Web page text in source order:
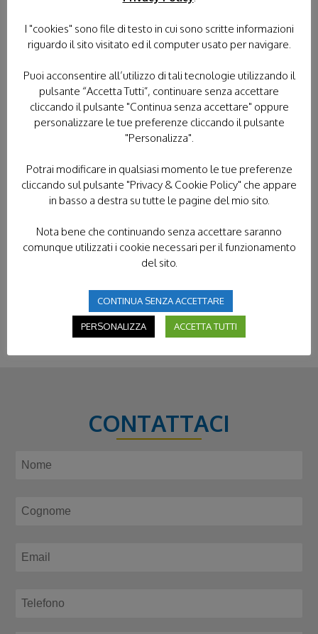
PELLEGRINAGGI
TUTTI I PELLEGRINAGGI
FATIMA
LORETO
POLONIA
CONTATTACI
I "cookies" sono file di testo in cui sono scritte informazioni
riguardo il sito visitato ed il computer usato per navigare.
Puoi acconsentire all’utilizzo di tali tecnologie utilizzando il
pulsante “Accetta Tutti”, continuare senza accettare
cliccando il pulsante "Continua senza accettare" oppure
personalizzare le tue preferenze cliccando il pulsante
"Personalizza".
Potrai modificare in qualsiasi momento le tue preferenze
cliccando sul pulsante "Privacy & Cookie Policy" che appare
in basso a destra su tutte le pagine del mio sito.
Nota bene che continuando senza accettare saranno
comunque utilizzati i cookie necessari per il funzionamento
del sito.
CONTINUA SENZA ACCETTARE
PERSONALIZZA ACCETTA TUTTI